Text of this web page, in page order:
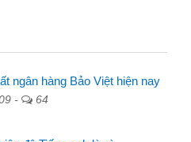
là
ngân hàng Bảo Việt hiện nay
- 64